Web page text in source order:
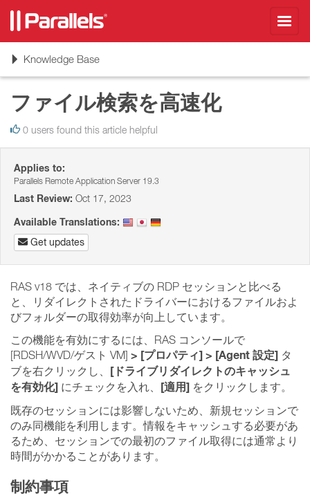
ToggleKnowledge Base
ファイル検索を高速化
0 users found this article helpful
Applies to:
Parallels Remote Application Server 19.3
Last Review: Oct 17, 2023
Available Translations:
Get updates
RAS v18 では、ネイティブの RDP セッションと比べる
と、リダイレクトされたドライバーにおけるファイルおよ
びフォルダーの取得効率が向上しています。
この機能を有効にするには、RAS コンソールで
[RDSH/WVD/ゲスト VM] > [プロパティ] > [Agent 設定] タ
ブを右クリックし、 [ドライブリダイレクトのキャッシュ
を有効化] にチェックを入れ、 [適用] をクリックします。
既存のセッションには影響しないため、新規セッションで
のみ同機能を利用します。情報をキャッシュする必要があ
るため、セッションでの最初のファイル取得には通常より
時間がかかることがあります。
制約事項